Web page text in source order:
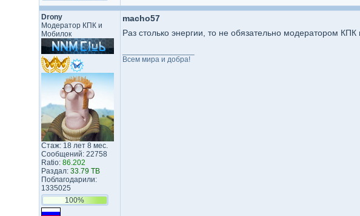
Drony
Модератор КПК и
Мобилок
Стаж: 18 лет 8 мес.
Сообщений: 22758
Ratio: 86.202
Раздал: 33.79 TB
Поблагодарили:
1335025
100%
macho57
Раз столько энергии, то не обязательно модератором
Всем мира и добра!